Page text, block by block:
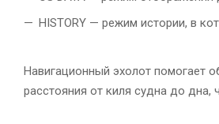
HISTORY — режим истории, в
Навигационный эхолот помогает
расстояния от киля судна до